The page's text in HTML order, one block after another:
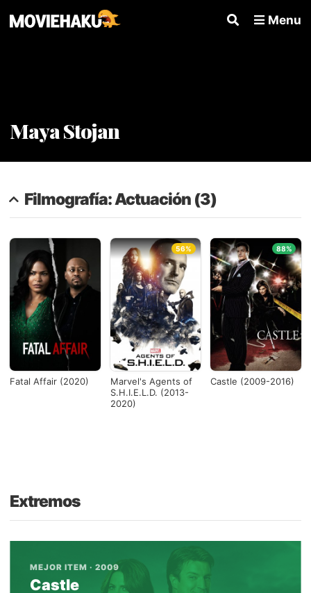
Menu
Maya Stojan
Filmografía: Actuación (3)
Fatal Affair (2020)
Marvel's Agents of
S.H.I.E.L.D. (2013-
2020)
56%
Castle (2009-2016)
88%
Extremos
MEJOR ITEM · 2009
Castle